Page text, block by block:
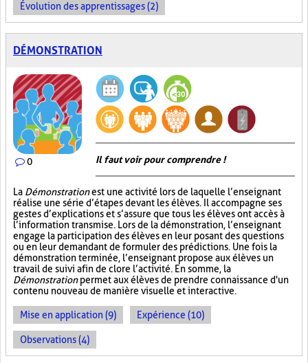
Évolution des apprentissages (2)
DÉMONSTRATION
0 Il faut voir pour comprendre !
La Démonstrationest une activité lors de laquelle l’enseignant
réalise une série d’étapes devant les élèves. Il accompagne ses
gestes d’explications et s’assure que tous les élèves ont accès à
l’information transmise. Lors de la démonstration, l’enseignant
engage la participation des élèves en leur posant des questions
ou en leur demandant de formuler des prédictions. Une fois la
démonstration terminée, l’enseignant propose aux élèves un
travail de suivi afin de clore l’activité. En somme, la
Démonstrationpermet aux élèves de prendre connaissance d'un
contenu nouveau de manière visuelle et interactive.
Mise en application (9) Expérience (10)
Observations (4)